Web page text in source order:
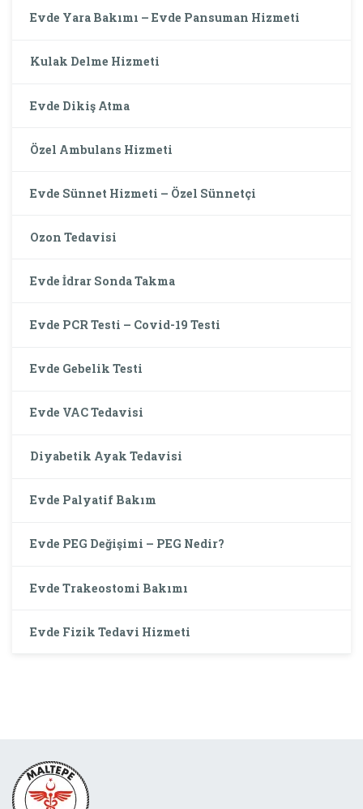
Evde Yara Bakımı – Evde Pansuman Hizmeti
Kulak Delme Hizmeti
Evde Dikiş Atma
Özel Ambulans Hizmeti
Evde Sünnet Hizmeti – Özel Sünnetçi
Ozon Tedavisi
Evde İdrar Sonda Takma
Evde PCR Testi – Covid-19 Testi
Evde Gebelik Testi
Evde VAC Tedavisi
Diyabetik Ayak Tedavisi
Evde Palyatif Bakım
Evde PEG Değişimi – PEG Nedir?
Evde Trakeostomi Bakımı
Evde Fizik Tedavi Hizmeti